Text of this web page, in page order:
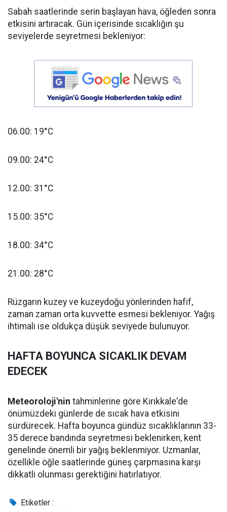
Sabah saatlerinde serin başlayan hava, öğleden sonra
etkisini artıracak. Gün içerisinde sıcaklığın şu
seviyelerde seyretmesi bekleniyor:
06.00: 19°C
09.00: 24°C
12.00: 31°C
15.00: 35°C
18.00: 34°C
21.00: 28°C
Rüzgarın kuzey ve kuzeydoğu yönlerinden hafif,
zaman zaman orta kuvvette esmesi bekleniyor. Yağış
ihtimali ise oldukça düşük seviyede bulunuyor.
HAFTA BOYUNCA SICAKLIK DEVAM
EDECEK
Meteoroloji'nin tahminlerine göre Kırıkkale'de
önümüzdeki günlerde de sıcak hava etkisini
sürdürecek. Hafta boyunca gündüz sıcaklıklarının 33-
35 derece bandında seyretmesi beklenirken, kent
genelinde önemli bir yağış beklenmiyor. Uzmanlar,
özellikle öğle saatlerinde güneş çarpmasına karşı
dikkatli olunması gerektiğini hatırlatıyor.
Etiketler :